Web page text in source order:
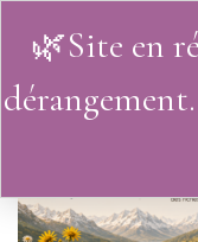
🌿Site en
dérangement.